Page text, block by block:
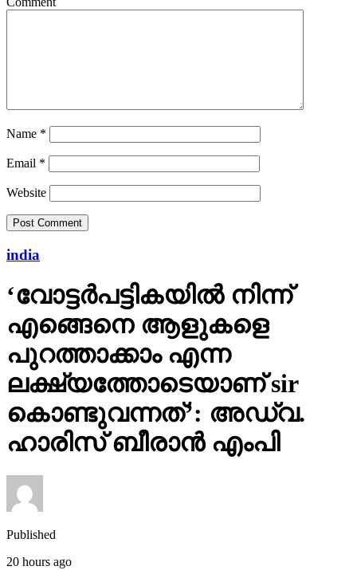
Name *
Email *
Website
india
‘വോട്ടര്‍പട്ടികയില്‍ നിന്ന്
എങ്ങെനെ ആളുകളെ
പുറത്താക്കാം എന്ന
ലക്ഷ്യത്തോടെയാണ് sir
കൊണ്ടുവന്നത്’: അഡ്വ.
ഹാരിസ് ബീരാൻ എംപി
Published
20 hours ago